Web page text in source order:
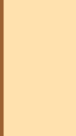
votre couverture
et alentours.